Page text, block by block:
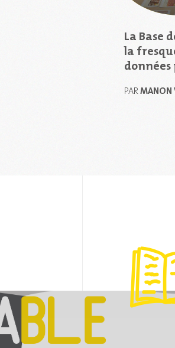
La Base
la
données
PARMANON